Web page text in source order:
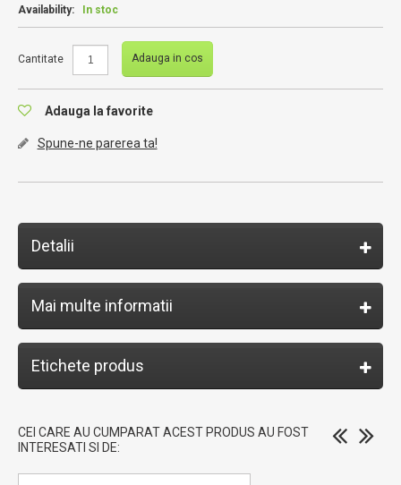
Availability: In stoc
Cantitate Adauga in cos
Adauga la favorite
Spune-ne parerea ta!
Detalii
Mai multe informatii
Etichete produs
CEI CARE AU CUMPARAT ACEST PRODUS AU FOST
INTERESATI SI DE: